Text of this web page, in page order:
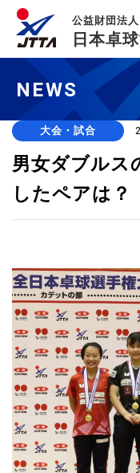
公益財団法人
日本卓
NEWS
大会・試合
男女ダブルス
したペアは？